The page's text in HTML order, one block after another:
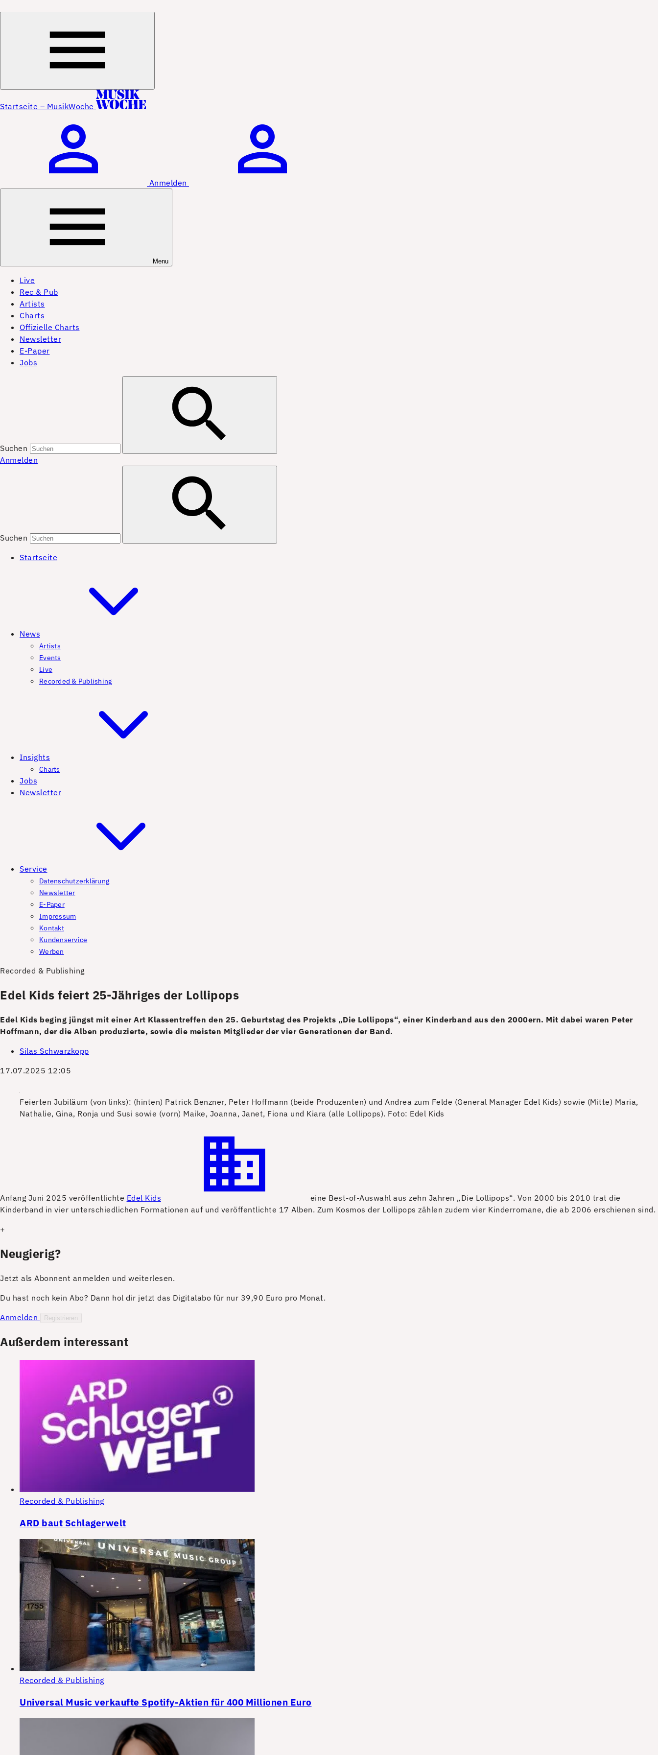
Startseite – MusikWoche
Anmelden
Menu
Live
Rec & Pub
Artists
Charts
Offizielle Charts
Newsletter
E-Paper
Jobs
Suchen
Anmelden
Suchen
Startseite
News
Artists
Events
Live
Recorded & Publishing
Insights
Charts
Jobs
Newsletter
Service
Datenschutzerklärung
Newsletter
E-Paper
Impressum
Kontakt
Kundenservice
Werben
Recorded & Publishing
Edel Kids feiert 25-Jähriges der Lollipops
Edel Kids beging jüngst mit einer Art Klassentreffen den 25. Geburtstag des Projekts „Die Lollipops“, einer Kinderband aus den 2000ern. Mit dabei waren Peter
Hoffmann, der die Alben produzierte, sowie die meisten Mitglieder der vier Generationen der Band.
Silas Schwarzkopp
17.07.2025 12:05
Feierten Jubiläum (von links): (hinten) Patrick Benzner, Peter Hoffmann (beide Produzenten) und Andrea zum Felde (General Manager Edel Kids) sowie (Mitte) Maria,
Nathalie, Gina, Ronja und Susi sowie (vorn) Maike, Joanna, Janet, Fiona und Kiara (alle Lollipops). Foto: Edel Kids
Anfang Juni 2025 veröffentlichte Edel Kids
eine Best-of-Auswahl aus zehn Jahren „Die Lollipops“. Von 2000 bis 2010 trat die
Kinderband in vier unterschiedlichen Formationen auf und veröffentlichte 17 Alben. Zum Kosmos der Lollipops zählen zudem vier Kinderromane, die ab 2006 erschienen sind.
+
Neugierig?
Jetzt als Abonnent anmelden und weiterlesen.
Du hast noch kein Abo? Dann hol dir jetzt das Digitalabo für nur 39,90 Euro pro Monat.
Anmelden
Registrieren
Außerdem interessant
Recorded & Publishing
ARD baut Schlagerwelt
Recorded & Publishing
Universal Music verkaufte Spotify-Aktien für 400 Millionen Euro